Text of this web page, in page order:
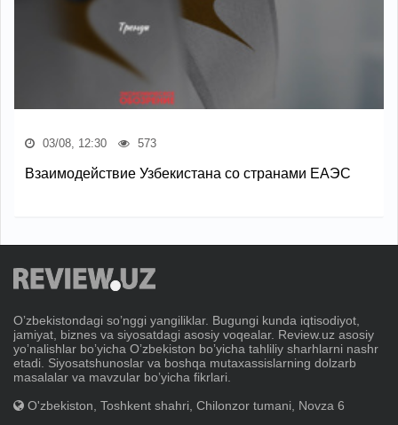
03/08, 12:30 573
Взаимодействие Узбекистана со странами ЕАЭС
Oʼzbekistondagi soʼnggi yangiliklar. Bugungi kunda iqtisodiyot,
jamiyat, biznes va siyosatdagi asosiy voqealar. Review.uz asosiy
yoʼnalishlar boʼyicha Oʼzbekiston boʼyicha tahliliy sharhlarni nashr
etadi. Siyosatshunoslar va boshqa mutaxassislarning dolzarb
masalalar va mavzular boʼyicha fikrlari.
O'zbekiston, Toshkent shahri, Chilonzor tumani, Novza 6